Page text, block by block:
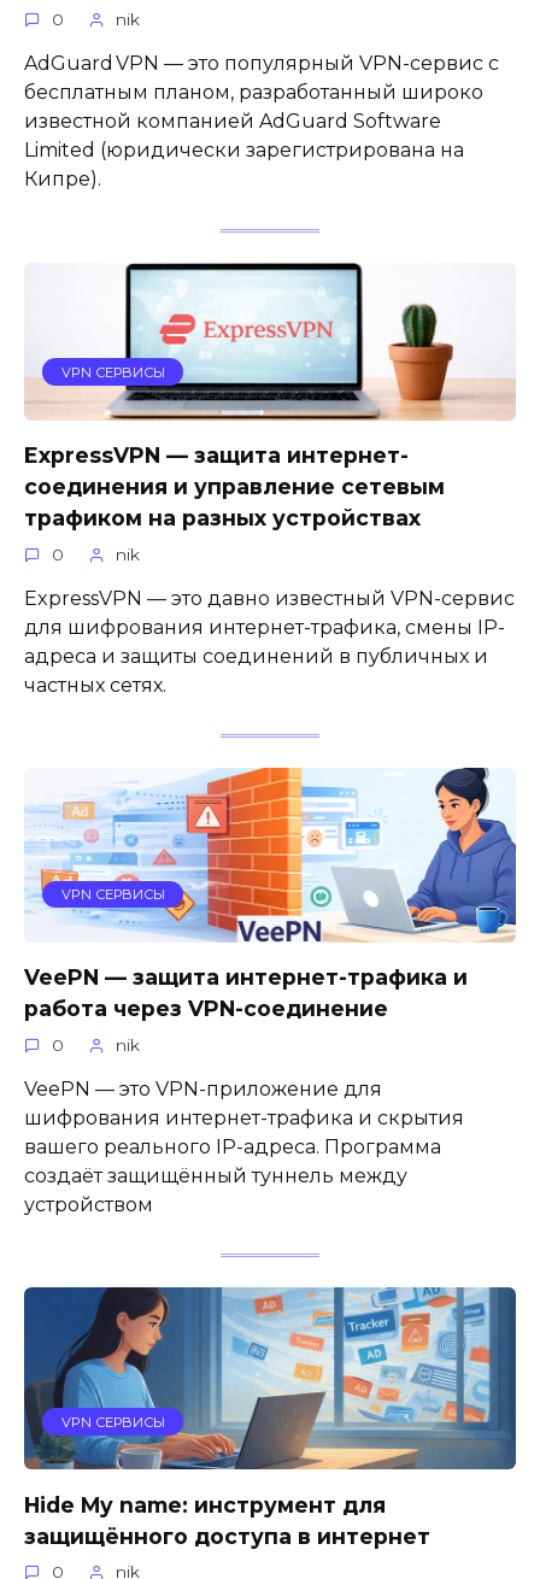
0 nik
AdGuard VPN — это популярный VPN-сервис с
бесплатным планом, разработанный широко
известной компанией AdGuard Software
Limited (юридически зарегистрирована на
Кипре).
VPN СЕРВИСЫ
ExpressVPN — защита интернет-
соединения и управление сетевым
трафиком на разных устройствах
0 nik
ExpressVPN — это давно известный VPN-сервис
для шифрования интернет-трафика, смены IP-
адреса и защиты соединений в публичных и
частных сетях.
VPN СЕРВИСЫ
VeePN — защита интернет-трафика и
работа через VPN-соединение
0 nik
VeePN — это VPN-приложение для
шифрования интернет-трафика и скрытия
вашего реального IP-адреса. Программа
создаёт защищённый туннель между
устройством
VPN СЕРВИСЫ
Hide My name: инструмент для
защищённого доступа в интернет
0 nik